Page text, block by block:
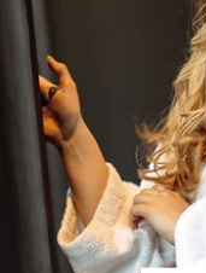
Martin's
Rentmeesterij
Bilzen, 4*